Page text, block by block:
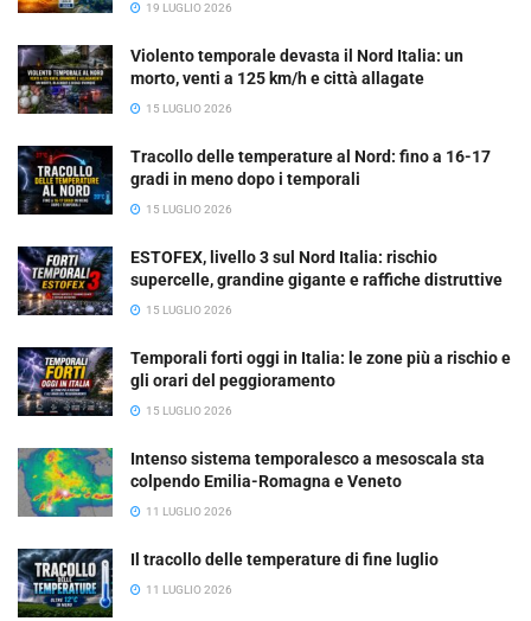
19 LUGLIO 2026
Violento temporale devasta il Nord Italia: un
morto, venti a 125 km/h e città allagate
15 LUGLIO 2026
Tracollo delle temperature al Nord: fino a 16-17
gradi in meno dopo i temporali
15 LUGLIO 2026
ESTOFEX, livello 3 sul Nord Italia: rischio
supercelle, grandine gigante e raffiche distruttive
15 LUGLIO 2026
Temporali forti oggi in Italia: le zone più a rischio e
gli orari del peggioramento
15 LUGLIO 2026
Intenso sistema temporalesco a mesoscala sta
colpendo Emilia-Romagna e Veneto
11 LUGLIO 2026
Il tracollo delle temperature di fine luglio
11 LUGLIO 2026